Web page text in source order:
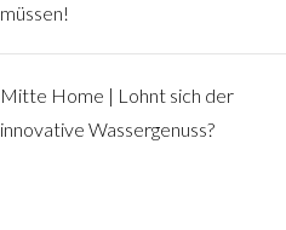
müssen!
Mitte Home | Lohnt sich der
innovative Wassergenuss?